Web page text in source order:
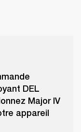
DEL
Major IV
appareil